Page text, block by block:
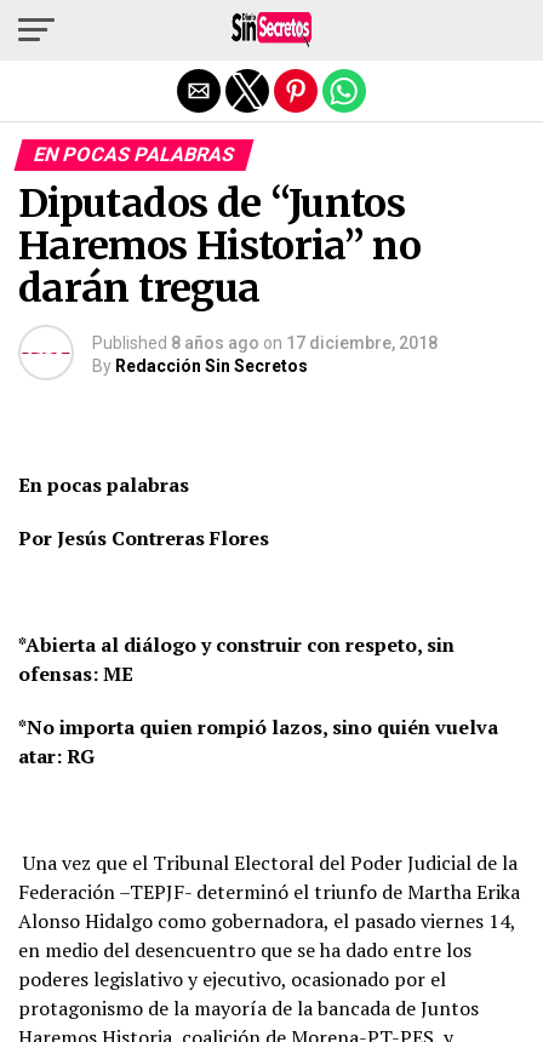
EN POCAS PALABRAS
Diputados de “Juntos
Haremos Historia” no
darán tregua
Published 8 años ago on 17 diciembre, 2018
By Redacción Sin Secretos
En pocas palabras
Por Jesús Contreras Flores
*Abierta al diálogo y construir con respeto, sin
ofensas: ME
*No importa quien rompió lazos, sino quién vuelva
atar: RG
Una vez que el Tribunal Electoral del Poder Judicial de la
Federación –TEPJF- determinó el triunfo de Martha Erika
Alonso Hidalgo como gobernadora, el pasado viernes 14,
en medio del desencuentro que se ha dado entre los
poderes legislativo y ejecutivo, ocasionado por el
protagonismo de la mayoría de la bancada de Juntos
Salir de la versión móvil